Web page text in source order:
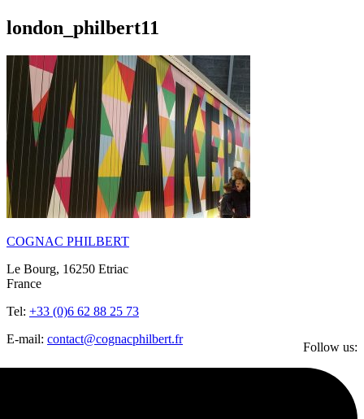
london_philbert11
COGNAC PHILBERT
Le Bourg, 16250 Etriac
France
Tel: +33 (0)6 62 88 25 73
E-mail: contact@cognacphilbert.fr
Follow us: